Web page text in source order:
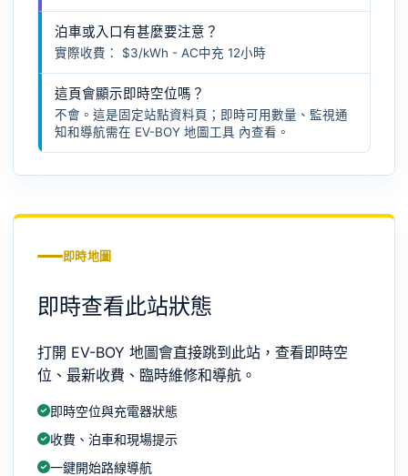
泊車或入口有甚麼要注意？
實際收費： $3/kWh - AC中充 12小時
這頁會顯示即時空位嗎？
不會。這是固定站點資料頁；即時可用數量、監視通
知和導航需在 EV-BOY 地圖工具 內查看。
即時地圖
即時查看此站狀態
打開 EV-BOY 地圖會直接跳到此站，查看即時空
位、最新收費、臨時維修和導航。
即時空位與充電器狀態
收費、泊車和現場提示
一鍵開始路線導航